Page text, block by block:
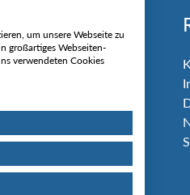
& Lawinenlage
um unsere Webseite zu
großartiges Webseiten-
verwendeten Cookies